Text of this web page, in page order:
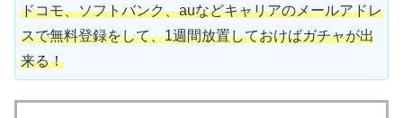
ドコモ、ソフトバンク、auなどキャリアのメールアドレ
スで無料登録をして、1週間放置しておけばガチャが出
来る！